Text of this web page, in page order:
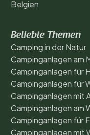
Belgien
Beliebte Themen
Camping in der Natur
Campinganlagen am
Campinganlagen für
Campinganlagen für
Campinganlagen mit
Campinganlagen am
Campinganlagen für
Campinganlagen mit